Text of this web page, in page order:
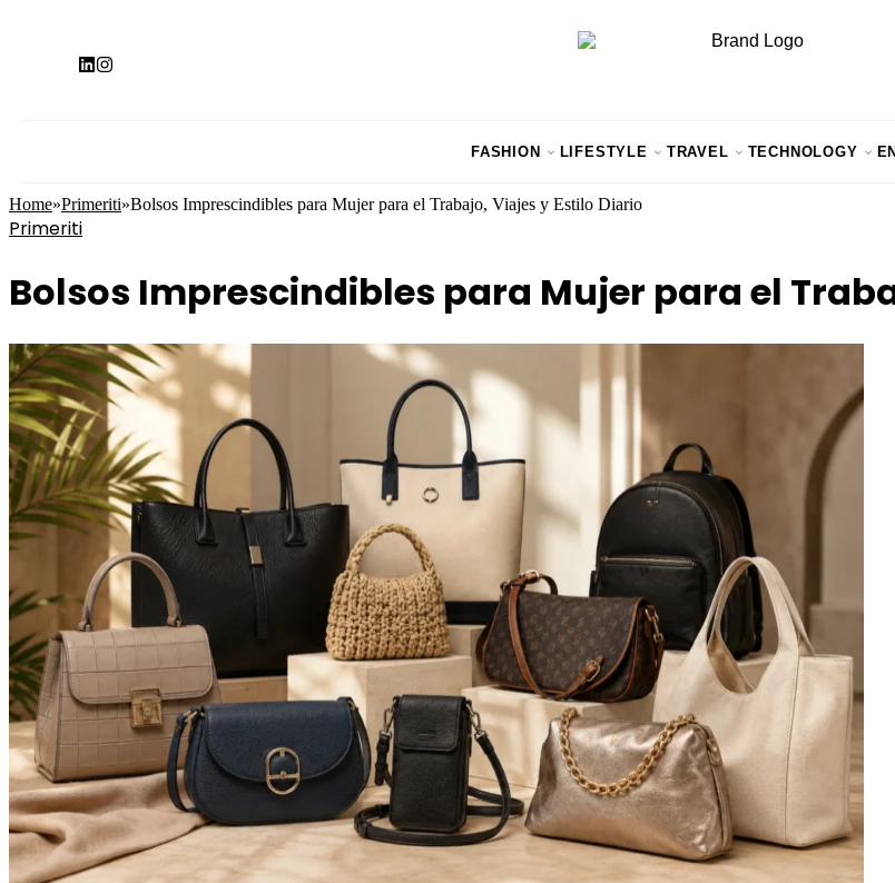
FASHION LIFESTYLE TRAVEL TECHNOLOGY
Home»Primeriti»Bolsos Imprescindibles para Mujer para el Trabajo, Viajes y Estilo Diario
Primeriti
Bolsos Imprescindibles para Mujer para el